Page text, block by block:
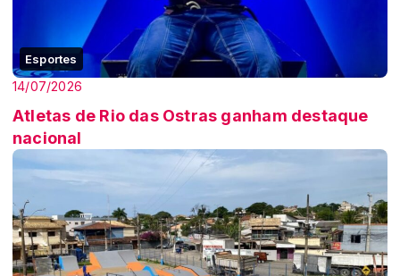
Esportes
14/07/2026
Atletas de Rio das Ostras ganham destaque
nacional